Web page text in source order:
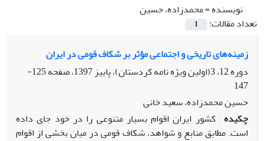
نویسنده =محمدزاده، حسین
تعداد مقالات:
1
زمینه‌های تاریخی و اجتماعی مؤثر بر شکاف قومی در ایران
دوره 12، 3(اولین ویژه نامه کردستان)، پاییز 1397، صفحه
125-
147
حسین محمدزاده، سعید خانی
چکیده کشور ایران اقوام بسیار متنوعی را در خود جای داده
است. مطابق منابع و شواهد، شکاف قومی در میان بخشی از اقوام